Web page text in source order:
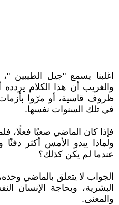
اغلبنا يسمع "جيل الطيبين
والغريب أن هذا الكلام
ظروف قاسية، أو مرّوا
في تلك السنوات نفسها.
فإذا كان الماضي صعبًا فعلًا،
ولماذا يبدو الأمس أكثر
عندما لم يكن كذلك؟
الجواب لا يتعلق بالماضي
البشرية، وبحاجة الإنسان
والمعنى.